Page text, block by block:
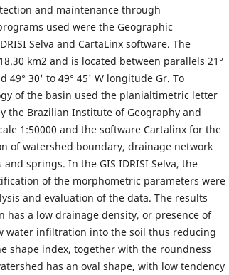
and maintenance through
used were the Geographic
Selva and CartaLinx software. The
km2 and is located between parallels 21°
49° 30' to 49° 45' W longitude Gr. To
of the basin used the planialtimetric letter
the Brazilian Institute of Geography and
1:50000 and the software Cartalinx for the
of watershed boundary, drainage network
springs. In the GIS IDRISI Selva, the
of the morphometric parameters were
and evaluation of the data. The results
has a low drainage density, or presence of
water infiltration into the soil thus reducing
shape index, together with the roundness
has an oval shape, with low tendency